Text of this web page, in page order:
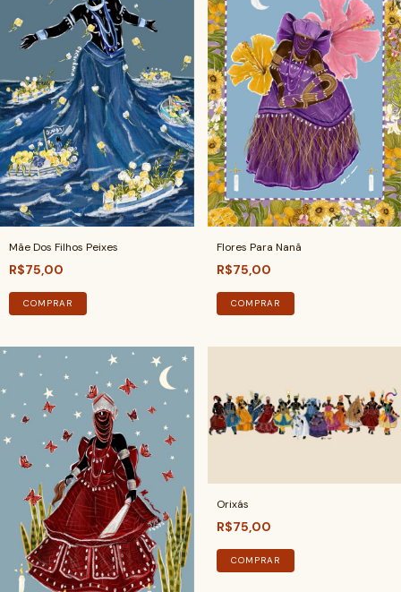
Mãe Dos Filhos Peixes
R$75,00
COMPRAR
Flores Para Nanã
R$75,00
COMPRAR
Orixás
R$75,00
COMPRAR